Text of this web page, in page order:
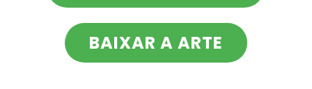
BAIXAR A ARTE